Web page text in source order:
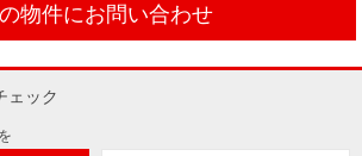
物件にお問い合わせ
ェック